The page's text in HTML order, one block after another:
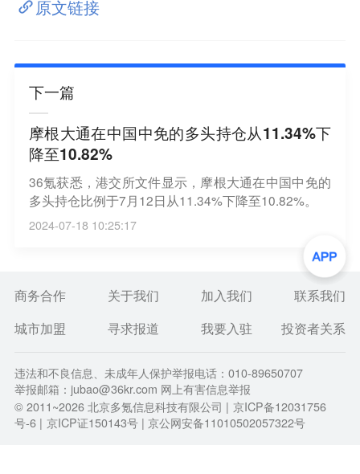
原文链接
下一篇
摩根大通在中国中免的多头持仓从11.34%下
降至10.82%
36氪获悉，港交所文件显示，摩根大通在中国中免的
多头持仓比例于7月12日从11.34%下降至10.82%。
2024-07-18 10:25:17
商务合作 关于我们 加入我们
联系我们
城市加盟
寻求报道 我要入驻 投资者关系
违法和不良信息、未成年人保护举报电话：010-89650707
举报邮箱：jubao@36kr.com 网上有害信息举报
© 2011~2026北京多氪信息科技有限公司 | 京ICP备12031756
号-6 | 京ICP证150143号 | 京公网安备11010502057322号